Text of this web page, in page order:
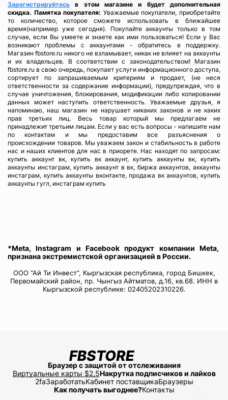
Зарегистрируйтесь
в этом магазине и будет дополнительная
скидка. Памятка покупателя: Уважаемые покупатели, приобретайте
то количество, которое сможете использовать в ближайшее
время(например уже сегодня). Покупайте аккаунты только в том
случае, если Вы умеете и знаете как ими пользоваться! Если у Вас
возникают проблемы с аккаунтами - обратитесь в поддержку.
Магазин fbstore.ru никого не взламывает, никак не влияет на аккаунты
и их владельцев. В соответствии с законодательством! Магазин
fbstore.ru в свою очередь, покупает услуги информационного доступа,
сортирует по запрашиваемым критериям и продает, (не неся
ответственности за содержание информации), предупреждая, что в
случае уничтожения, блокирования, модификации либо копировании
данных может наступить ответственность. Уважаемые друзья, я
напоминаю, наш магазин не нарушает никаких законов и не каких
прав третьих лиц. Весь товар который мы предлагаем не
принадлежит третьим лицам. Если у вас есть вопросы - напишите нам
по контактам и мы предоставим все разъяснения о
происхождении товаров. Мы уважаем закон и стабильность в работе
нас и наших клиентов для нас в приорете. Нас находят по запросам:
купить аккаунт вк, купить вк аккаунт, купить аккаунты вк, купить
аккаунты инстаграм, купить аккаунт в вк, биржа аккаунтов, аккаунты
инстаграм, купить аккаунты вконтакте, продажа вк аккаунтов, купить
аккаунты гугл, инстаграм купить
*Meta, Instagram и Facebook продукт компании Meta,
признана экстремистской организацией в России.
ООО “Ай Ти Инвест”, Кыргызская республика, город Бишкек,
Первомайский район, пр. Чынгыз Айтматов, д.16, кв.68. ИНН в
Кыргызской республике: 02405202310226.
Браузер с защитой от отслеживания
Виртуальные карты $2,5Накрутка подписчиков и лайков
2faЗаработатьКабинет поставщикаБраузеры
Как получать выгоднее?Контакты